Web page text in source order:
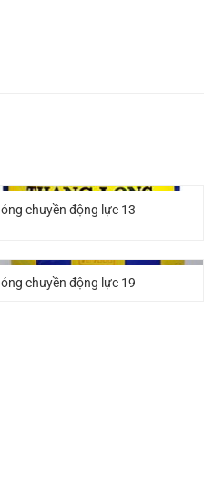
chuyền động lực 13
chuyền động lực 19